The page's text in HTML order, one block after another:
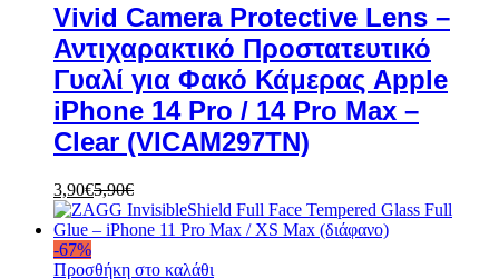
Vivid Camera Protective Lens –
Αντιχαρακτικό Προστατευτικό
Γυαλί για Φακό Κάμερας Apple
iPhone 14 Pro / 14 Pro Max –
Clear (VICAM297TN)
3,90€5,90€
-67%
Προσθήκη στο καλάθι